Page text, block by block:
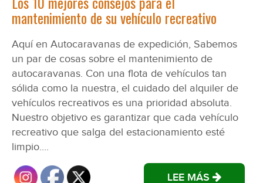
mantenimiento de su vehículo recreativo
Aquí en Autocaravanas de expedición, Sabemos
un par de cosas sobre el mantenimiento de
autocaravanas. Con una flota de vehículos tan
sólida como la nuestra, el cuidado del alquiler de
vehículos recreativos es una prioridad absoluta.
Nuestro objetivo es garantizar que cada vehículo
recreativo que salga del estacionamiento esté
limpio....
LEE MÁS